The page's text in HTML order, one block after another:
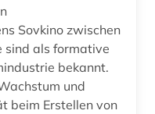
allgemeine kulturwissenschaft (1)
Sovkino zwischen
sind als formative
bekannt.
und
beim Erstellen von